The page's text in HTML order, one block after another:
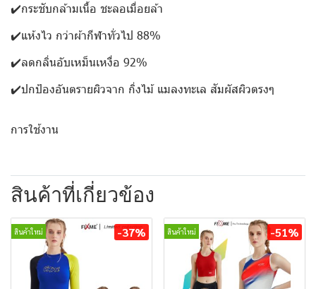
✔️กระชับกล้ามเนื้อ ชะลอเมื่อยล้า
✔️แห้งไว กว่าผ้ากีฬาทั่วไป 88%
✔️ลดกลิ่นอับเหม็นเหงื่อ 92%
✔️ปกป้องอันตรายผิวจาก กิ่งไม้ แมลงทะเล สัมผัสผิวตรงๆ
การใช้งาน
สินค้าที่เกี่ยวข้อง
สินค้าใหม่ -37% สินค้าใหม่ -51%